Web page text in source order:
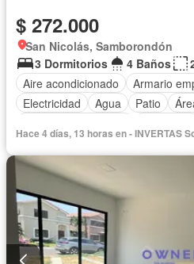
$ 272.000
San Nicolás, Samborondón
3 Dormitorios
4 Baños
Aire acondicionado
Armario
Electricidad
Agua Patio
Cancha de tenis
Sin amoblar